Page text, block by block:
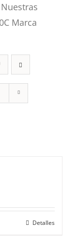
Marca
Detalles